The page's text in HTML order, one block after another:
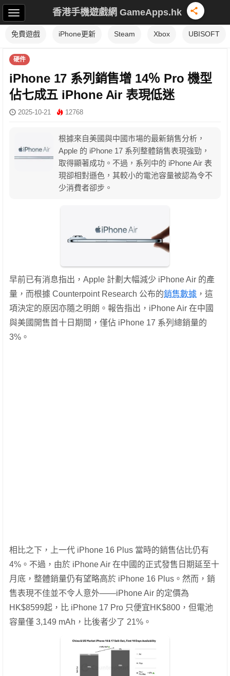
香港手機遊戲網 GameApps.hk
免費遊戲 iPhone更新 Steam Xbox UBISOFT
硬件
iPhone 17 系列銷售增 14％ Pro 機型
佔七成五 iPhone Air 表現低迷
2025-10-21 12768
根據來自美國與中國市場的最新銷售分析，
Apple 的 iPhone 17 系列整體銷售表現強勁，
取得顯著成功。不過，系列中的 iPhone Air 表
現卻相對遜色，其較小的電池容量被認為令不
少消費者卻步。
早前已有消息指出，Apple 計劃大幅減少 iPhone Air 的產
量，而根據 Counterpoint Research 公布的銷售數據 ，這
項決定的原因亦隨之明朗。報告指出，iPhone Air 在中國
與美國開售首十日期間，僅佔 iPhone 17 系列總銷量的
3%。
相比之下，上一代 iPhone 16 Plus 當時的銷售佔比仍有
4%。不過，由於 iPhone Air 在中國的正式發售日期延至十
月底，整體銷量仍有望略高於 iPhone 16 Plus。然而，銷
售表現不佳並不令人意外——iPhone Air 的定價為
HK$8599起，比 iPhone 17 Pro 只便宜HK$800，但電池
容量僅 3,149 mAh，比後者少了 21%。